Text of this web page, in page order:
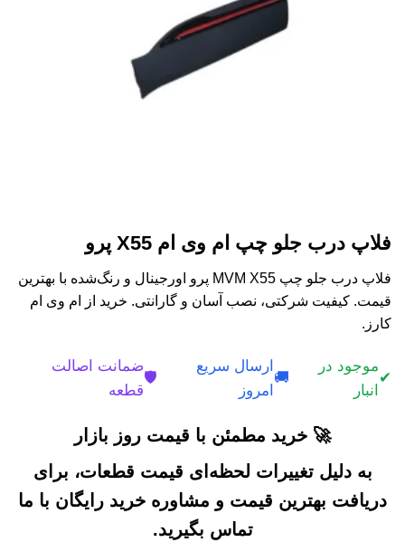
فلاپ درب جلو چپ ام وی ام X55 پرو
فلاپ درب جلو چپ MVM X55 پرو اورجینال و رنگ‌شده با بهترین
قیمت. کیفیت شرکتی، نصب آسان و گارانتی. خرید از ام وی ام
کارز.
✔
موجود در
انبار
🚚
ارسال سریع
امروز
🛡️
ضمانت اصالت
قطعه
🚀 خرید مطمئن با قیمت روز بازار
به دلیل تغییرات لحظه‌ای قیمت قطعات، برای
دریافت بهترین قیمت و مشاوره خرید رایگان با ما
تماس بگیرید.